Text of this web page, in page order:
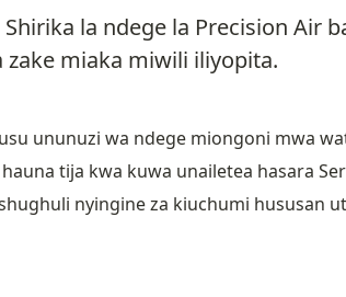
la ndege la Precision Air
zake miaka miwili iliyopita.
ununuzi wa ndege miongoni mwa
tija kwa kuwa unailetea hasara
nyingine za kiuchumi hususan